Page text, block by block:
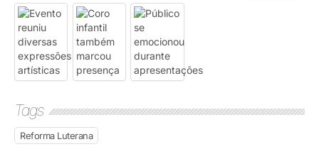
Tags
Reforma Luterana